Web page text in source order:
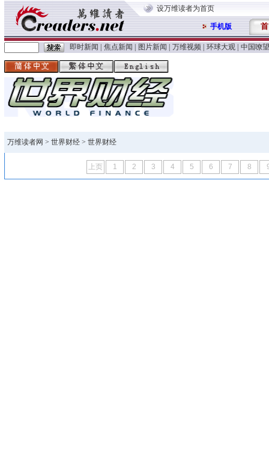
设万维读者为首页
手机版 首
即时新闻 焦点新闻 图片新闻 万维视频 环球大观 中国嘹望
万维读者网 > 世界财经 > 世界财经
上页 1 2 3 4 5 6 7 8